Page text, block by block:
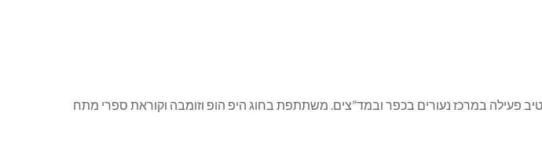
פעילה במרכז נעורים בכפר ובמד”צים. משתתפת בחוג היפ הופ וזומבה וקוראת ספרי מתח